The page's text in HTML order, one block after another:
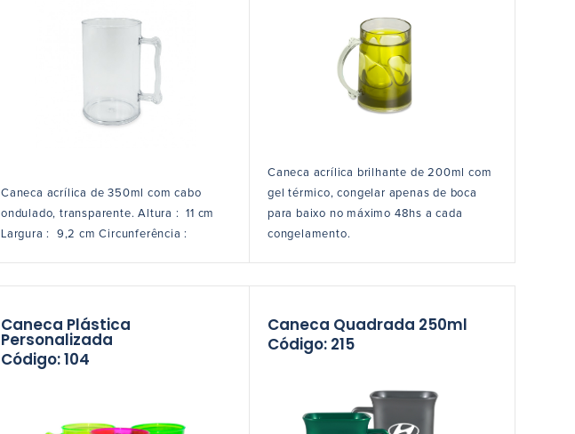
Caneca acrílica de 350ml com cabo
ondulado, transparente. Altura : 11 cm
Largura : 9,2 cm Circunferência :
Caneca acrílica brilhante de 200ml com
gel térmico, congelar apenas de boca
para baixo no máximo 48hs a cada
congelamento.
Caneca Plástica
Personalizada
Código: 104
Caneca Quadrada 250ml
Código: 215